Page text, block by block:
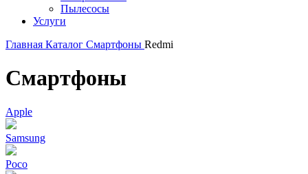
Пылесосы
Услуги
Главная Каталог Смартфоны Redmi
Смартфоны
Apple
Samsung
Poco